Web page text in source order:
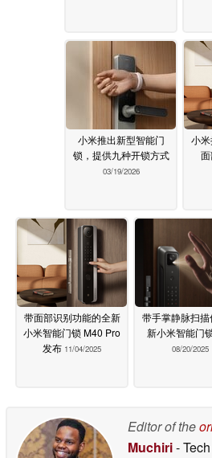
小米推出新型智能门
锁，提供九种开锁方式
03/19/2026
小
带面部识别功能的全新
小米智能门锁 M40 Pro
发布 11/04/2025
带手掌静脉扫描
新小米智能门
08/20/2025
Editor of the
Muchiri-